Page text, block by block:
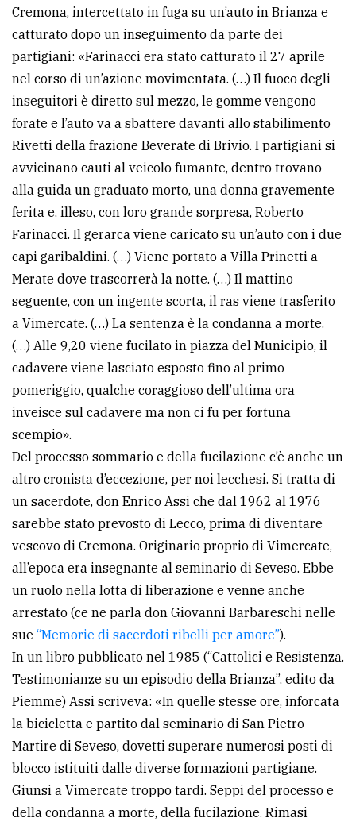
Cremona, intercettato in fuga su un’auto in Brianza e
catturato dopo un inseguimento da parte dei
partigiani: «Farinacci era stato catturato il 27 aprile
nel corso di un’azione movimentata. (…) Il fuoco degli
inseguitori è diretto sul mezzo, le gomme vengono
forate e l’auto va a sbattere davanti allo stabilimento
Rivetti della frazione Beverate di Brivio. I partigiani si
avvicinano cauti al veicolo fumante, dentro trovano
alla guida un graduato morto, una donna gravemente
ferita e, illeso, con loro grande sorpresa, Roberto
Farinacci. Il gerarca viene caricato su un’auto con i due
capi garibaldini. (…) Viene portato a Villa Prinetti a
Merate dove trascorrerà la notte. (…) Il mattino
seguente, con un ingente scorta, il ras viene trasferito
a Vimercate. (…) La sentenza è la condanna a morte.
(…) Alle 9,20 viene fucilato in piazza del Municipio, il
cadavere viene lasciato esposto fino al primo
pomeriggio, qualche coraggioso dell’ultima ora
inveisce sul cadavere ma non ci fu per fortuna
scempio».
Del processo sommario e della fucilazione c’è anche un
altro cronista d’eccezione, per noi lecchesi. Si tratta di
un sacerdote, don Enrico Assi che dal 1962 al 1976
sarebbe stato prevosto di Lecco, prima di diventare
vescovo di Cremona. Originario proprio di Vimercate,
all’epoca era insegnante al seminario di Seveso. Ebbe
un ruolo nella lotta di liberazione e venne anche
arrestato (ce ne parla don Giovanni Barbareschi nelle
sue “Memorie di sacerdoti ribelli per amore”).
In un libro pubblicato nel 1985 (“Cattolici e Resistenza.
Testimonianze su un episodio della Brianza”, edito da
Piemme) Assi scriveva: «In quelle stesse ore, inforcata
la bicicletta e partito dal seminario di San Pietro
Martire di Seveso, dovetti superare numerosi posti di
blocco istituiti dalle diverse formazioni partigiane.
Giunsi a Vimercate troppo tardi. Seppi del processo e
della condanna a morte, della fucilazione. Rimasi